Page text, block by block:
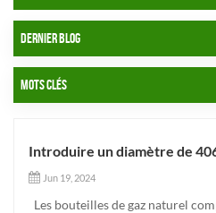
DERNIER BLOG
MOTS CLÉS
Introduire un diamètre de
Jun 19, 2024
Les bouteilles de gaz naturel